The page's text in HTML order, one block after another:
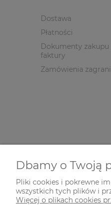
Dostawa
Płatności
Dokumenty zakupu
faktury
Zamówienia
© 2026
Dbamy o Twoją
Pliki cookies i pokrewne
wszystkich tych plików i
Więcej o plikach cookies